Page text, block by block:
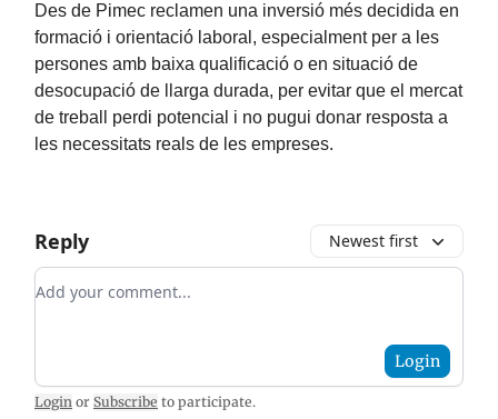
Des de Pimec reclamen una inversió més decidida en
formació i orientació laboral, especialment per a les
persones amb baixa qualificació o en situació de
desocupació de llarga durada, per evitar que el mercat
de treball perdi potencial i no pugui donar resposta a
les necessitats reals de les empreses.
Reply Newest first
Add your comment
Login
Login or Subscribe to participate.